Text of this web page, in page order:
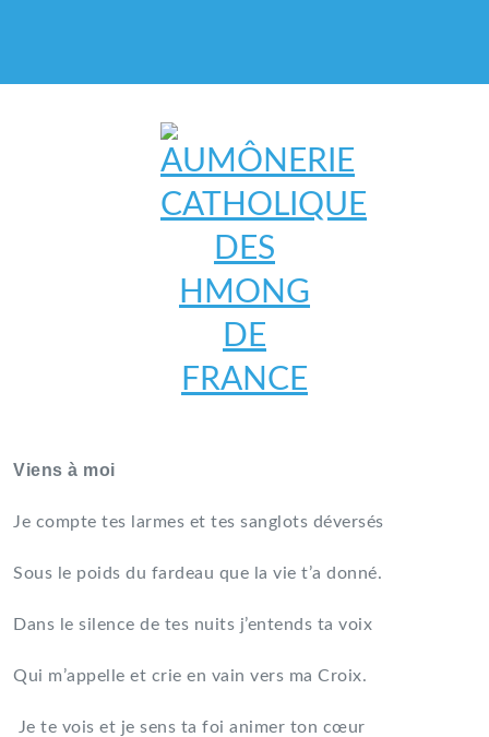
DES HMONG DE FRANCE
Viens à moi
Je compte tes larmes et tes sanglots déversés
Sous le poids du fardeau que la vie t’a donné.
Dans le silence de tes nuits j’entends ta voix
Qui m’appelle et crie en vain vers ma Croix.
Je te vois et je sens ta foi animer ton cœur